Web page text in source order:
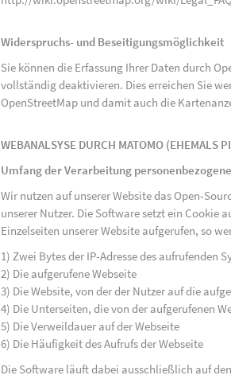
Widerspruchs- und Beseitigungsmöglichkeit
Sie können die Erfassung Ihrer Daten durch
vollständig deaktivieren. Dies erreichen Sie
OpenStreetMap und damit auch die
WEBANALSYSE DURCH MATOMO (EHEMALS
Umfang der Verarbeitung
Wir nutzen auf unserer Website das Open-
unserer Nutzer. Die Software setzt ein Cookie
Einzelseiten unserer Website aufgerufen, so
1) Zwei Bytes der IP-Adresse des aufrufenden
2) Die aufgerufene Webseite
3) Die Website, von der der Nutzer auf die
4) Die Unterseiten, die von der aufgerufenen
5) Die Verweildauer auf der Webseite
6) Die Häufigkeit des Aufrufs der Webseite
Die Software läuft dabei ausschließlich auf